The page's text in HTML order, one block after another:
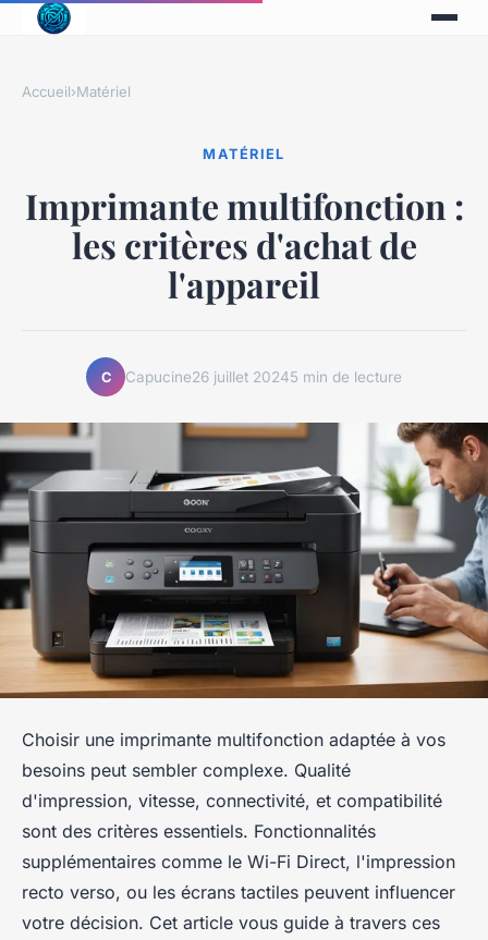
Accueil›Matériel
MATÉRIEL
Imprimante multifonction :
les critères d'achat de
l'appareil
C Capucine26 juillet 20245 min de lecture
Choisir une imprimante multifonction adaptée à vos
besoins peut sembler complexe. Qualité
d'impression, vitesse, connectivité, et compatibilité
sont des critères essentiels. Fonctionnalités
supplémentaires comme le Wi-Fi Direct, l'impression
recto verso, ou les écrans tactiles peuvent influencer
votre décision. Cet article vous guide à travers ces